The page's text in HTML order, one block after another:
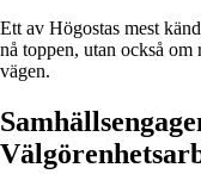
Ett av Högostas mest
nå toppen, utan också om
vägen.